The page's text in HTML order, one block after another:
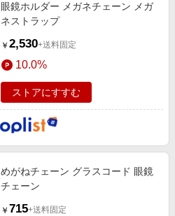
眼鏡ホルダー メガネチェーン メガ
ネストラップ
￥ 2,530+送料固定
10.0%
ストアにすすむ
めがねチェーン グラスコード 眼鏡
チェーン
￥ 715+送料固定